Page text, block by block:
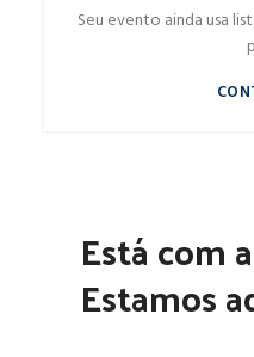
Seu evento ainda usa
Está com
Estamos